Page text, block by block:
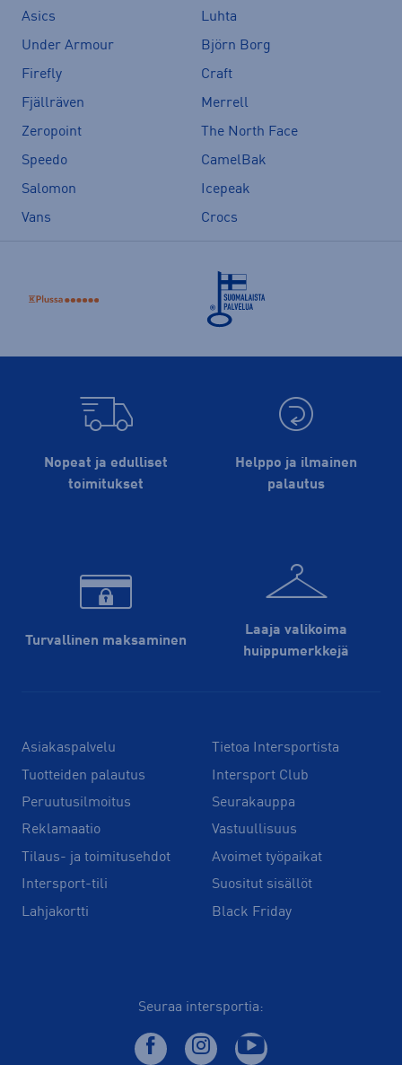
Asics
Luhta
Under Armour
Björn Borg
Firefly
Craft
Fjällräven
Merrell
Zeropoint
The North Face
Speedo
CamelBak
Salomon
Icepeak
Vans
Crocs
Nopeat ja edulliset
toimitukset
Helppo ja ilmainen
palautus
Turvallinen maksaminen
Laaja valikoima
huippu­merkkejä
Asiakaspalvelu
Tuotteiden palautus
Peruutusilmoitus
Reklamaatio
Tilaus- ja toimitusehdot
Intersport-tili
Lahjakortti
Tietoa Intersportista
Intersport Club
Seurakauppa
Vastuullisuus
Avoimet työpaikat
Suositut sisällöt
Black Friday
Seuraa intersportia: